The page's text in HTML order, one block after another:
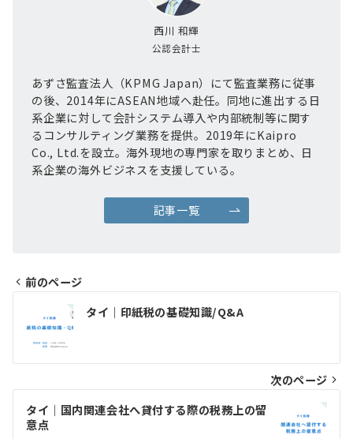
西川 和輝
公認会計士
あずさ監査法人（KPMG Japan）にて監査業務に従事
の後、2014年にASEAN地域へ赴任。同地に進出する日
系企業に対して会計システム導入や内部統制等に関す
るコンサルティング業務を提供。2019年にKaipro
Co., Ltd.を設立。海外現地の専門家を取りまとめ、日
系企業の海外ビジネスを支援している。
記事一覧
稿
ナ
ビ
ゲ
前のページ
タイ｜印紙税の基礎知識/Q&A
次のページ
タイ｜国内関連会社へ貸付する際の税務上の留
意点